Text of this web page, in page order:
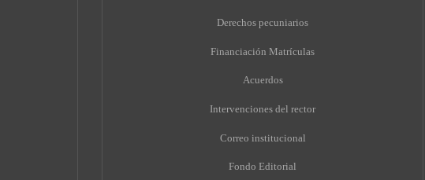
Derechos pecuniarios
Financiación Matrículas
Acuerdos
Intervenciones del rector
Correo institucional
Fondo Editorial